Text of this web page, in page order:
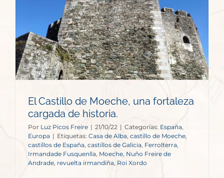
El Castillo de Moeche, una fortaleza
cargada de historia.
Por Luz Picos Freire | 21/10/22 | Categorías: España,
Europa | Etiquetas: Casa de Alba, castillo de Moeche,
castillos de España castillos de Galicia Ferrolterra,
Irmandade Fusquenlla Moeche Nuño Freire de
Andrade revuelta irmandiña Roi Xordo